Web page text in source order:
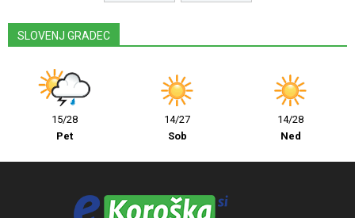
SLOVENJ GRADEC
15/28
Pet
14/27
Sob
14/28
Ned